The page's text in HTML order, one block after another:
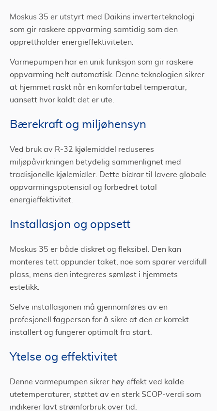
Moskus 35 er utstyrt med Daikins inverterteknologi
som gir raskere oppvarming samtidig som den
opprettholder energieffektiviteten.
Varmepumpen har en unik funksjon som gir raskere
oppvarming helt automatisk. Denne teknologien sikrer
at hjemmet raskt når en komfortabel temperatur,
uansett hvor kaldt det er ute.
Bærekraft og miljøhensyn
Ved bruk av R-32 kjølemiddel reduseres
miljøpåvirkningen betydelig sammenlignet med
tradisjonelle kjølemidler. Dette bidrar til lavere globale
oppvarmingspotensial og forbedret total
energieffektivitet.
Installasjon og oppsett
Moskus 35 er både diskret og fleksibel. Den kan
monteres tett oppunder taket, noe som sparer verdifull
plass, mens den integreres sømløst i hjemmets
estetikk.
Selve installasjonen må gjennomføres av en
profesjonell fagperson for å sikre at den er korrekt
installert og fungerer optimalt fra start.
Ytelse og effektivitet
Denne varmepumpen sikrer høy effekt ved kalde
utetemperaturer, støttet av en sterk SCOP-verdi som
indikerer lavt strømforbruk over tid.